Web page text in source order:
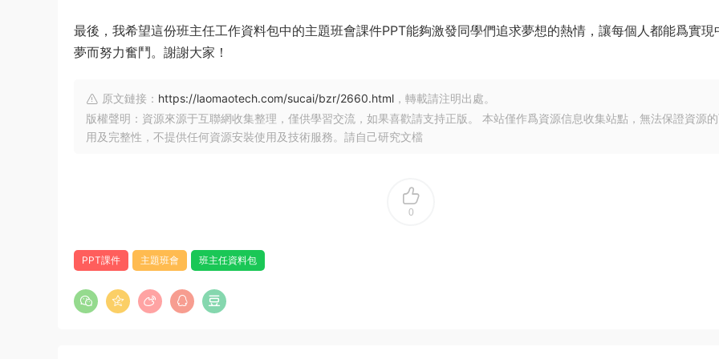
最後，我希望這份班主任工作資料包中的主題班會課件PPT能夠激發同學們追求夢想的熱情，讓每個人都能爲實現
夢而努力奮鬥。謝謝大家！
原文鏈接： https://laomaotech.com/sucai/bzr/2660.html ，轉載請注明出處。
版權聲明：資源來源于互聯網收集整理，僅供學習交流，如果喜歡請支持正版。 本站僅作爲資源信息收集站點，無法保證資源
用及完整性，不提供任何資源安裝使用及技術服務。請自己研究文檔
0
PPT課件 主題班會 班主任資料包